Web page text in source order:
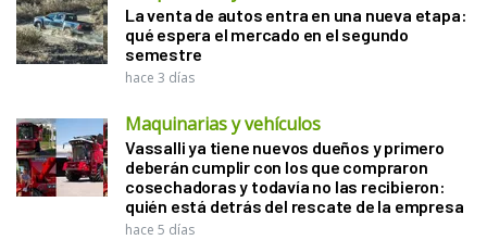
La venta de autos entra en una nueva etapa:
qué espera el mercado en el segundo
semestre
hace 3 días
Maquinarias y vehículos
Vassalli ya tiene nuevos dueños y primero
deberán cumplir con los que compraron
cosechadoras y todavía no las recibieron:
quién está detrás del rescate de la empresa
hace 5 días